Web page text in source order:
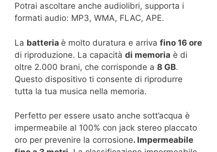
Potrai ascoltare anche audiolibri, supporta i
formati audio: MP3, WMA, FLAC, APE.
La batteria è molto duratura e arriva fino 16 ore
di riproduzione. La capacità di memoria è di
oltre 2.000 brani, che corrisponde a 8 GB.
Questo dispositivo ti consente di riprodurre
tutta la tua musica nella memoria.
Perfetto per essere usato anche sott’acqua è
impermeabile al 100% con jack stereo placcato
oro per prevenire la corrosione. Impermeabile